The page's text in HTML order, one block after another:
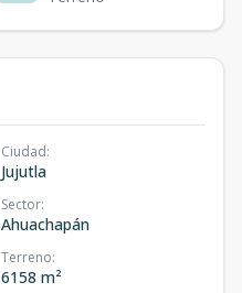
Ciudad:
Jujutla
Sector:
Ahuachapán
Terreno:
6158 m²